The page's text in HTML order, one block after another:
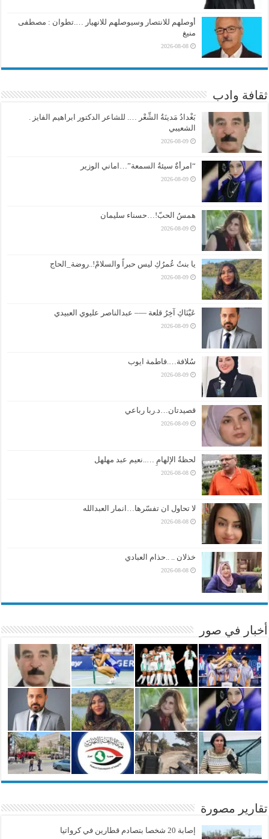
أوصلهم للانتصار وسيوصلهم للانهيار ….تطوان : مصطفى
منيغ
2026-08-08
ثقافة وادب
بَغْدادُ مَدينَةُ الشِّعْر …. للشاعر الدكتور ابراهيم الفايز .
الشعيبي
2026-08-09
“امرأةٌ سيئةُ السمعة”…اماني الوزير
2026-08-09
همسُ الحبّ!…حسناء سليمان
2026-08-09
يا بنتُ عُمرُكِ ليس حبراً والسلامْ!..روضة_الحاج
2026-08-09
عَيْنَاكِ آخِرُ قلعة —– عبدالناصر عليوي العبيدي
2026-08-09
سُلافة….فاطمة ايوب
2026-08-09
قصيدتان…د.ربا رباعي
2026-08-09
لحظةُ الإلهامِ …..نعيم عبد مهلهل
2026-08-08
لا تحاول ان تفسّرها…انمار العبدالله
2026-08-08
خذلان .. ..حذام العبادي
2026-08-08
أخبار في صور
تقارير مصورة
إصابة 20 شخصا بتصادم قطارين في كرواتيا